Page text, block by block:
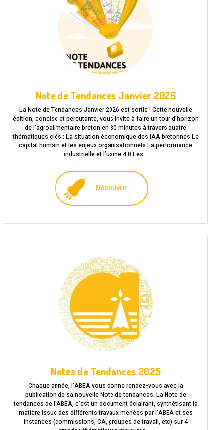
Note de Tendances Janvier 2026
La Note de Tendances Janvier 2026 est sortie ! Cette nouvelle
édition, concise et percutante, vous invite à faire un tour d’horizon
de l’agroalimentaire breton en 30 minutes à travers quatre
thématiques clés : La situation économique des IAA bretonnes Le
capital humain et les enjeux organisationnels La performance
industrielle et l’usine 4.0 Les…
Découvrir
Notes de Tendances 2025
Chaque année, l’ABEA vous donne rendez-vous avec la
publication de sa nouvelle Note de tendances. La Note de
tendances de l’ABEA, c’est un document éclairant, synthétisant la
matière issue des différents travaux menées par l’ABEA et ses
instances (commissions, CA, groupes de travail, etc) sur 4